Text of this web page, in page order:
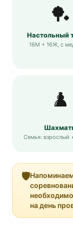
🏓
Настольный
16М + 16Ж, с
♟️
Семья: взрослый
🛡️
на день